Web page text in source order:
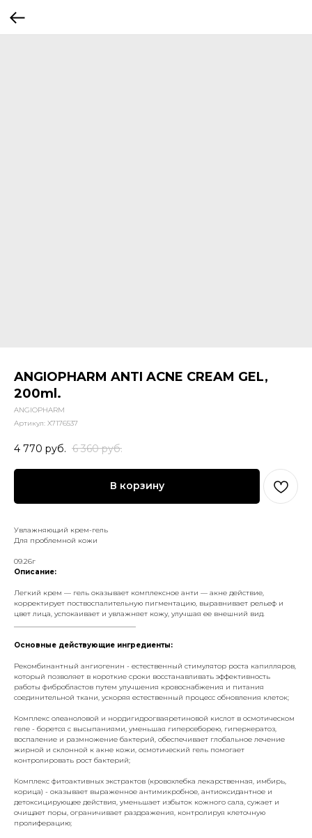
ANGIOPHARM ANTI ACNE CREAM GEL,
200ml.
ANGIOPHARM
Артикул: X7176537
4 770 руб. 6 360 руб.
В корзину
Увлажняющий крем-гель
Для проблемной кожи
09.26г
Описание:
Легкий крем — гель оказывает комплексное анти — акне действие,
корректирует поствоспалительную пигментацию, выравнивает рельеф и
цвет лица, успокаивает и увлажняет кожу, улучшая ее внешний вид.
Основные действующие ингредиенты:
Рекомбинантный ангиогенин - естественный стимулятор роста капилляров,
который позволяет в короткие сроки восстанавливать эффективность
работы фибробластов путем улучшения кровоснабжения и питания
соединительной ткани, ускоряя естественный процесс обновления клеток;
Комплекс олеаноловой и нордигидрогваяретиновой кислот в осмотическом
геле - борется с высыпаниями, уменьшая гиперсеборею, гиперкератоз,
воспаление и размножение бактерий, обеспечивает глобальное лечение
жирной и склонной к акне кожи, осмотический гель помогает
контролировать рост бактерий;
Комплекс фитоактивных экстрактов (кровохлебка лекарственная, имбирь,
корица) - оказывает выраженное антимикробное, антиоксидантное и
детоксицирующее действия, уменьшает избыток кожного сала, сужает и
очищает поры, ограничивает раздражения, контролируя клеточную
пролиферацию;